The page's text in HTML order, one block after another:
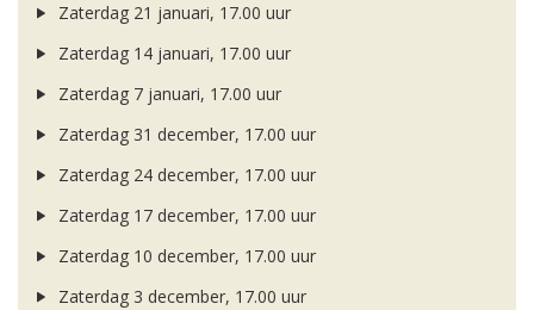
Zaterdag 21 januari, 17.00 uur
Zaterdag 14 januari, 17.00 uur
Zaterdag 7 januari, 17.00 uur
Zaterdag 31 december, 17.00 uur
Zaterdag 24 december, 17.00 uur
Zaterdag 17 december, 17.00 uur
Zaterdag 10 december, 17.00 uur
Zaterdag 3 december, 17.00 uur